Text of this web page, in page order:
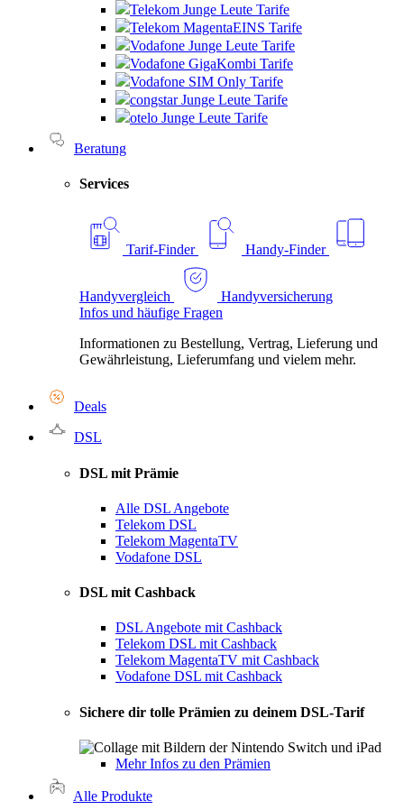
Telekom Junge Leute Tarife
Telekom MagentaEINS Tarife
Vodafone Junge Leute Tarife
Vodafone GigaKombi Tarife
Vodafone SIM Only Tarife
congstar Junge Leute Tarife
otelo Junge Leute Tarife
Beratung
Services
Tarif-Finder Handy-Finder
Handyvergleich
Handyversicherung
Infos und häufige Fragen
Informationen zu Bestellung, Vertrag, Lieferung und
Gewährleistung, Lieferumfang und vielem mehr.
Deals
DSL
DSL mit Prämie
Alle DSL Angebote
Telekom DSL
Telekom MagentaTV
Vodafone DSL
DSL mit Cashback
DSL Angebote mit Cashback
Telekom DSL mit Cashback
Telekom MagentaTV mit Cashback
Vodafone DSL mit Cashback
Sichere dir tolle Prämien zu deinem DSL-Tarif
Mehr Infos zu den Prämien
Alle Produkte